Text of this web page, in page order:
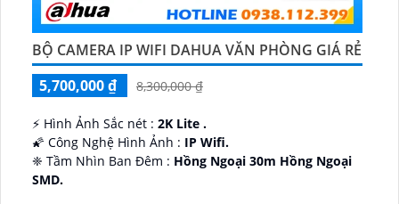
BỘ CAMERA IP WIFI DAHUA VĂN PHÒNG GIÁ RẺ
5,700,000 ₫
8,300,000 ₫
️⚡ Hình Ảnh Sắc nét : 2K Lite .
🌠 Công Nghệ Hình Ảnh : IP Wifi.
❈ Tầm Nhìn Ban Đêm : Hồng Ngoại 30m Hồng Ngoại
SMD.